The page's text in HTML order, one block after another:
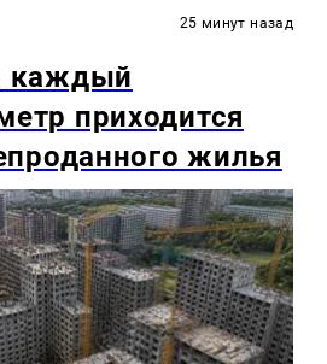
25 минут назад
каждый
приходится
жилья